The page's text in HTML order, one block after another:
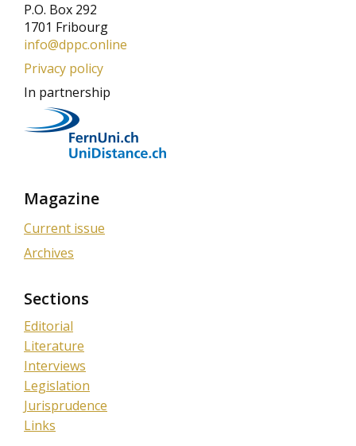
P.O. Box 292
1701 Fribourg
info@dppc.online
Privacy policy
In partnership
Magazine
Current issue
Archives
Sections
Editorial
Literature
Interviews
Legislation
Jurisprudence
Links